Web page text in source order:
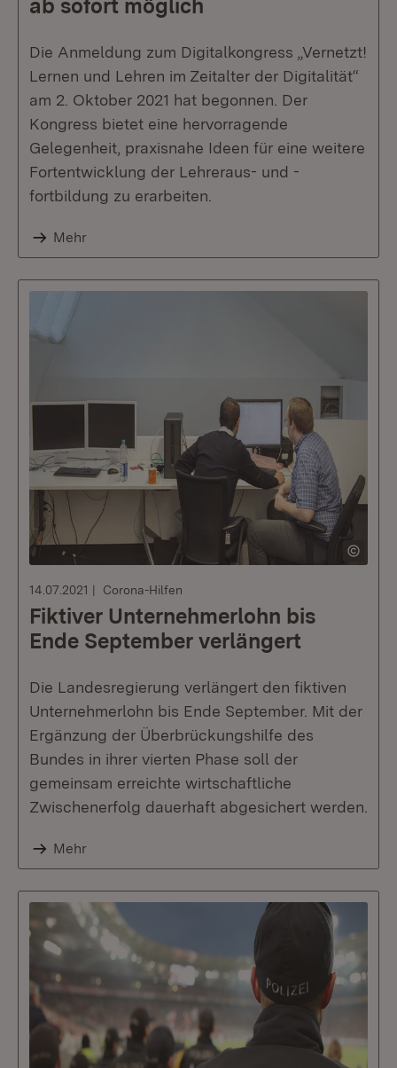
ab sofort möglich
Die Anmeldung zum Digitalkongress „Vernetzt!
Lernen und Lehren im Zeitalter der Digitalität“
am 2. Oktober 2021 hat begonnen. Der
Kongress bietet eine hervorragende
Gelegenheit, praxisnahe Ideen für eine weitere
Fortentwicklung der Lehreraus- und -
fortbildung zu erarbeiten.
Mehr
14.07.2021 Corona-Hilfen
Fiktiver Unternehmerlohn bis
Ende September verlängert
Die Landesregierung verlängert den fiktiven
Unternehmerlohn bis Ende September. Mit der
Ergänzung der Überbrückungshilfe des
Bundes in ihrer vierten Phase soll der
gemeinsam erreichte wirtschaftliche
Zwischenerfolg dauerhaft abgesichert werden.
Mehr